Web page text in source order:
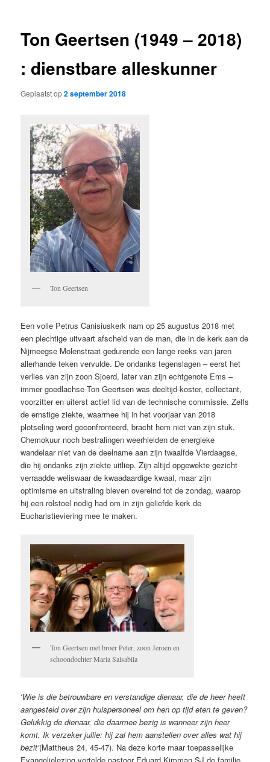
Ton Geertsen (1949 – 2018)
: dienstbare alleskunner
Geplaatst op2 september 2018
Ton Geertsen
Een volle Petrus Canisiuskerk nam op 25 augustus 2018 met
een plechtige uitvaart afscheid van de man, die in de kerk aan de
Nijmeegse Molenstraat gedurende een lange reeks van jaren
allerhande teken vervulde. De ondanks tegenslagen – eerst het
verlies van zijn zoon Sjoerd, later van zijn echtgenote Ems –
immer goedlachse Ton Geertsen was deeltijd-koster, collectant,
voorzitter en uiterst actief lid van de technische commissie. Zelfs
de ernstige ziekte, waarmee hij in het voorjaar van 2018
plotseling werd geconfronteerd, bracht hem niet van zijn stuk.
Chemokuur noch bestralingen weerhielden de energieke
wandelaar niet van de deelname aan zijn twaalfde Vierdaagse,
die hij ondanks zijn ziekte uitliep. Zijn altijd opgewekte gezicht
verraadde weliswaar de kwaadaardige kwaal, maar zijn
optimisme en uitstraling bleven overeind tot de zondag, waarop
hij een rolstoel nodig had om in zijn geliefde kerk de
Eucharistieviering mee te maken.
Ton Geertsen met broer Peter, zoon Jeroen en
schoondochter Maria Salsabila
‘Wie is die betrouwbare en verstandige dienaar, die de heer heeft
aangesteld over zijn huispersoneel om hen op tijd eten te geven?
Gelukkig de dienaar, die daarmee bezig is wanneer zijn heer
komt. Ik verzeker jullie: hij zal hem aanstellen over alles wat hij
bezit’(Mattheus 24, 45-47). Na deze korte maar toepasselijke